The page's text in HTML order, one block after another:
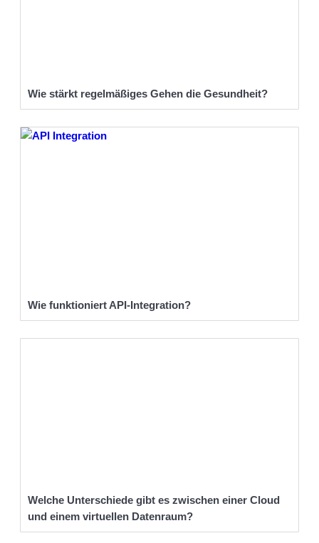
Wie stärkt regelmäßiges Gehen die Gesundheit?
Wie funktioniert API-Integration?
Welche Unterschiede gibt es zwischen einer Cloud
und einem virtuellen Datenraum?